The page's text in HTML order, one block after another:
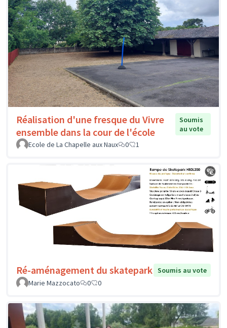
Réalisation d'une fresque du Vivre
ensemble dans la cour de l'école
Soumis
au vote
Ecole de La Chapelle aux Naux
0 1
Ré-aménagement du skatepark Soumis au vote
Marie Mazzocato
0 0